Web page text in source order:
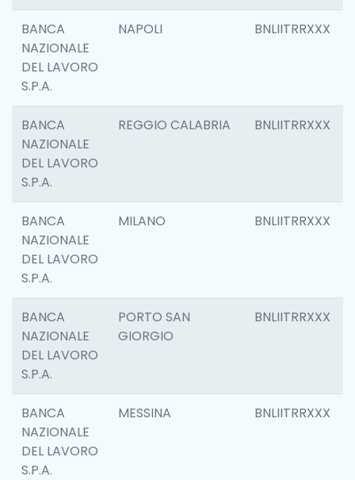
BANCA
NAZIONALE
DEL LAVORO
S.P.A.
NAPOLI BNLIITRRXXX
BANCA
NAZIONALE
DEL LAVORO
S.P.A.
REGGIO CALABRIA BNLIITRRXXX
BANCA
NAZIONALE
DEL LAVORO
S.P.A.
MILANO BNLIITRRXXX
BANCA
NAZIONALE
DEL LAVORO
S.P.A.
PORTO SAN
GIORGIO
BNLIITRRXXX
BANCA
NAZIONALE
DEL LAVORO
S.P.A.
MESSINA BNLIITRRXXX